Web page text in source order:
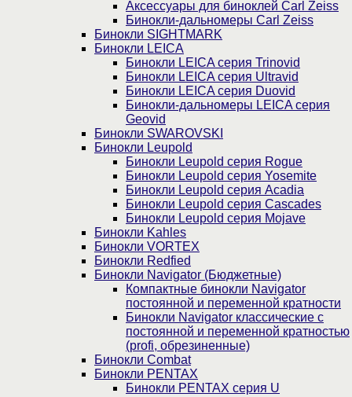
Аксессуары для биноклей Carl Zeiss
Бинокли-дальномеры Carl Zeiss
Бинокли SIGHTMARK
Бинокли LEICA
Бинокли LEICA серия Trinovid
Бинокли LEICA серия Ultravid
Бинокли LEICA серия Duovid
Бинокли-дальномеры LEICA серия
Geovid
Бинокли SWAROVSKI
Бинокли Leupold
Бинокли Leupold серия Rogue
Бинокли Leupold серия Yosemite
Бинокли Leupold серия Acadia
Бинокли Leupold серия Cascades
Бинокли Leupold серия Mojave
Бинокли Kahles
Бинокли VORTEX
Бинокли Redfied
Бинокли Navigator (Бюджетные)
Компактные бинокли Navigator
постоянной и переменной кратности
Бинокли Navigator классические с
постоянной и переменной кратностью
(profi, обрезиненные)
Бинокли Combat
Бинокли PENTAX
Бинокли PENTAX серия U